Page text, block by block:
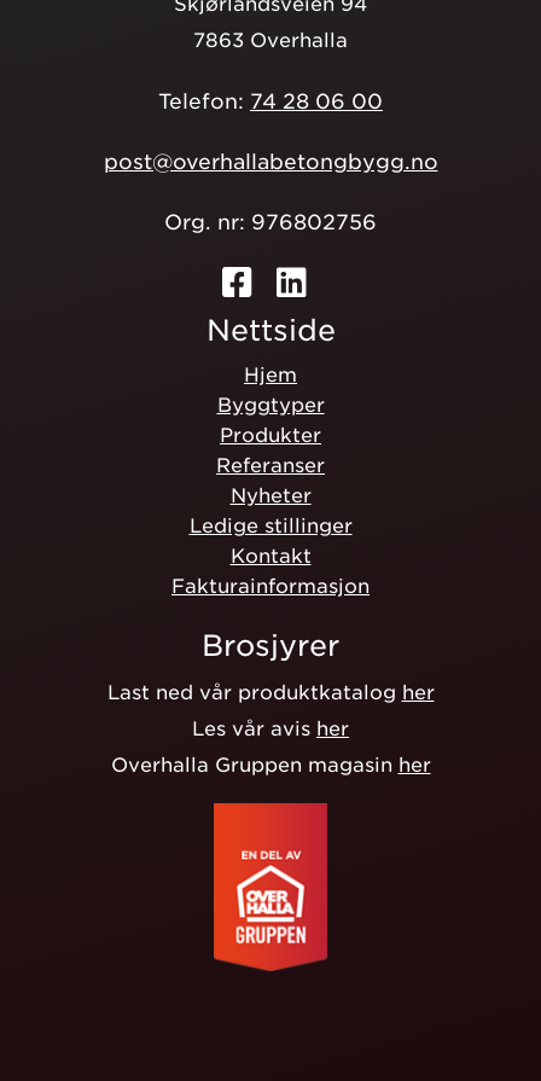
7863 Overhalla
Telefon: 74 28 06 00
post@overhallabetongbygg.no
Org. nr: 976802756
Nettside
Hjem
Byggtyper
Produkter
Referanser
Nyheter
Ledige stillinger
Kontakt
Fakturainformasjon
Brosjyrer
Last ned vår produktkatalog her
Les vår avis her
Overhalla Gruppen magasin her